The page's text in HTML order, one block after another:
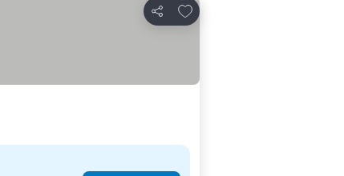
Compartir
Añadir a favoritos